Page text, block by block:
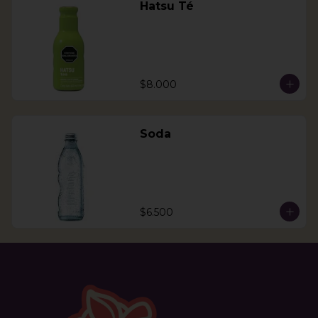
Hatsu Té
$8.000
Soda
$6.500